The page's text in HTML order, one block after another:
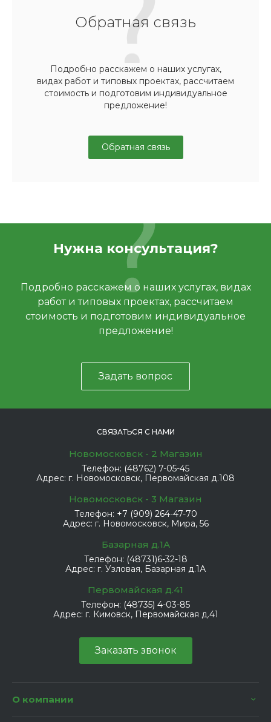
Обратная связь
Подробно расскажем о наших услугах,
видах работ и типовых проектах, рассчитаем
стоимость и подготовим индивидуальное
предложение!
Обратная связь
Нужна консультация?
Подробно расскажем о наших услугах, видах
работ и типовых проектах, рассчитаем
стоимость и подготовим индивидуальное
предложение!
Задать вопрос
СВЯЗАТЬСЯ С НАМИ
Новомосковск - 2 Магазин
Телефон: (48762) 7-05-45
Адрес: г. Новомосковск, Первомайская д.108
Новомосковск - 3 Магазин
Телефон: +7 (909) 264-47-70
Адрес: г. Новомосковск, Мира, 56
Базарная д.1А
Телефон: (48731)6-32-18
Адрес: г. Узловая, Базарная д.1А
Первомайская д.41
Телефон: (48735) 4-03-85
Адрес: г. Кимовск, Первомайская д.41
Заказать звонок
О компании